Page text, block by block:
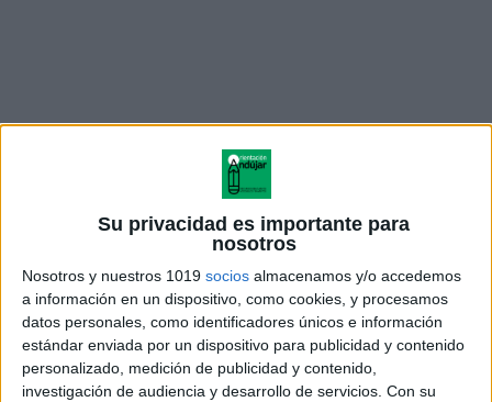
Su privacidad es importante para
nosotros
Nosotros y nuestros 1019 socios almacenamos y/o accedemos
a información en un dispositivo, como cookies, y procesamos
datos personales, como identificadores únicos e información
estándar enviada por un dispositivo para publicidad y contenido
personalizado, medición de publicidad y contenido,
investigación de audiencia y desarrollo de servicios. Con su
Infografías individuales bonitas de funciones
ejecutivas
Creado por@opo.maestrapty @orientacionandujar